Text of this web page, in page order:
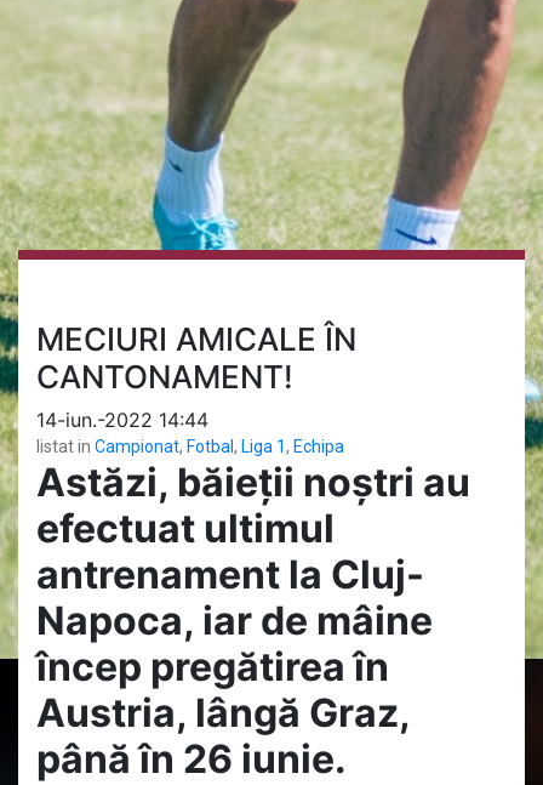
MECIURI AMICALE ÎN
CANTONAMENT!
14-iun.-2022 14:44
listat in Campionat, Fotbal, Liga 1, Echipa
Astăzi, băieții noștri au
efectuat ultimul
antrenament la Cluj-
Napoca, iar de mâine
încep pregătirea în
Austria, lângă Graz,
până în 26 iunie.